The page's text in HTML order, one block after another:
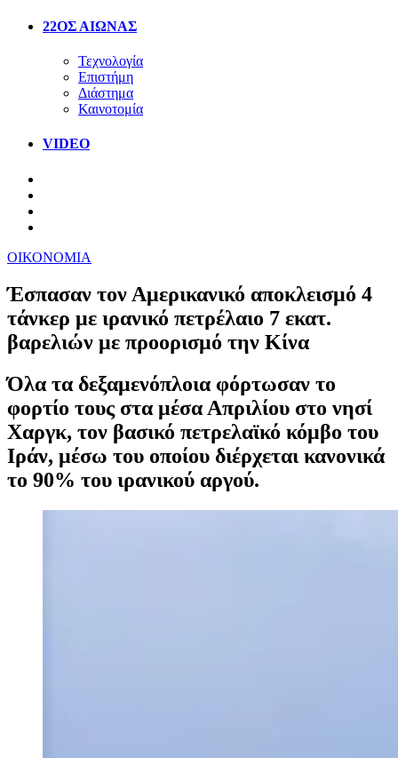
22ΟΣ ΑΙΩΝΑΣ
Τεχνολογία
Επιστήμη
Διάστημα
Καινοτομία
VIDEO
ΟΙΚΟΝΟΜΙΑ
Έσπασαν τον Αμερικανικό αποκλεισμό 4
τάνκερ με ιρανικό πετρέλαιο 7 εκατ.
βαρελιών με προορισμό την Κίνα
Όλα τα δεξαμενόπλοια φόρτωσαν το
φορτίο τους στα μέσα Απριλίου στο νησί
Χαργκ, τον βασικό πετρελαϊκό κόμβο του
Ιράν, μέσω του οποίου διέρχεται κανονικά
το 90% του ιρανικού αργού.